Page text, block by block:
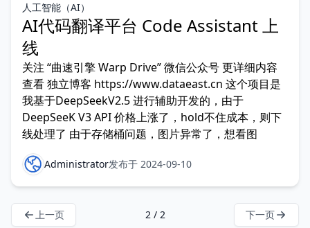
人工智能（AI）
AI代码翻译平台 Code Assistant 上
线
关注 “曲速引擎 Warp Drive” 微信公众号 更详细内容
查看 独立博客 https://www.dataeast.cn 这个项目是
我基于DeepSeekV2.5 进行辅助开发的，由于
DeepSeeK V3 API 价格上涨了，hold不住成本，则下
线处理了 由于存储桶问题，图片异常了，想看图
Administrator发布于 2024-09-10
上一页 2 / 2 下一页